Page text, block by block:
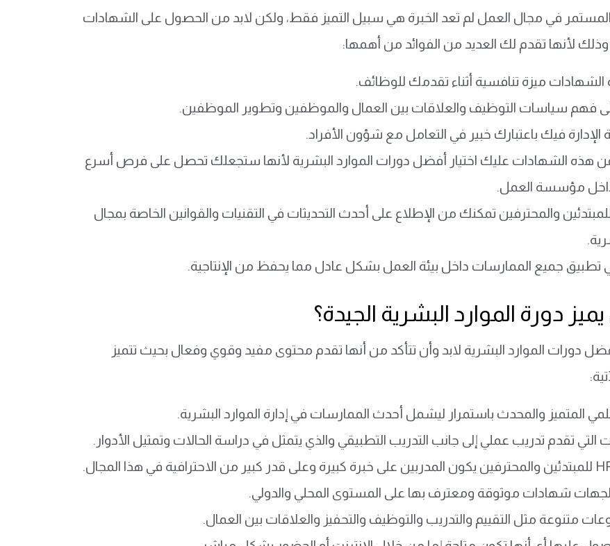
في مجال العمل لم تعد الخبرة هي سبيل التميز فقط، ولكن لابد من الحصول على الشهادات
لأنها تقدم لك العديد من الفوائد من أهمها:
ميزة تنافسية أثناء تقدمك للوظائف.
فهم سياسات التوظيف والعلاقات بين العمال والموظفين وتطوير الموظفين.
الإدارة فيك باعتبارك خبير في التعامل مع شؤون الأفراد.
هذه الشهادات عليك اختيار أفضل دورات الموارد البشرية لأنها ستجعلك تحصل على فرص أسرع
مؤسسة العمل.
تمكنك من الإطلاع على أحدث التحديثات في التقنيات والقوانين الخاصة بمجال
جميع الممارسات داخل بيئة العمل بشكل عادل مما يحفظ من الإنتاجية.
دورة الموارد البشرية الجيدة؟
دورات الموارد البشرية لابد وأن تتأكد من أنها تقدم محتوى مفيد وقوي وفعال بحيث تتميز
المتميز والمحدث باستمرار ليشمل أحدث الممارسات في إدارة الموارد البشرية.
التي تقدم تدريب عملي إلى جانب التدريب التطبيقي والذي يتمثل في دراسة الحالات وتمثيل الأدوار.
يكون المدربين على خبرة كبيرة وعلى قدر كبير من الاحترافية في هذا المجال.
شهادات موثوقة ومعترف بها على المستوى المحلي والدولي.
متنوعة مثل التقييم والتدريب والتوظيف والتحفيز والعلاقات بين العمال.